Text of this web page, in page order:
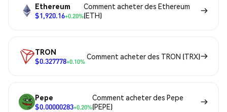
Ethereum
$1,920.16+0.20%
Comment acheter des Ethereum
(ETH)
TRON
$0.327778+0.10%
Comment acheter des TRON (TRX)
Pepe
$0.00000283+0.20%
Comment acheter des Pepe
(PEPE)